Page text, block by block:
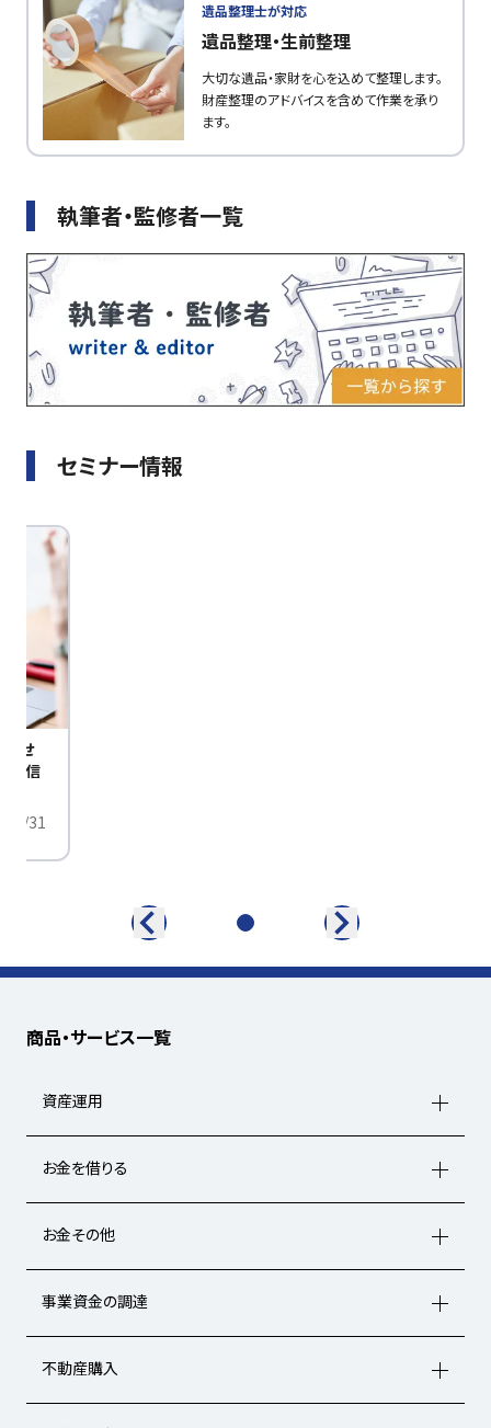
遺品整理士が対応
遺品整理・生前整理
大切な遺品・家財を心を込めて整理します。
財産整理のアドバイスを含めて作業を承り
ます。
執筆者・監修者一覧
セミナー情報
ませ
配信
31
商品・サービス一覧
資産運用
お金を借りる
お金その他
事業資金の調達
不動産購入